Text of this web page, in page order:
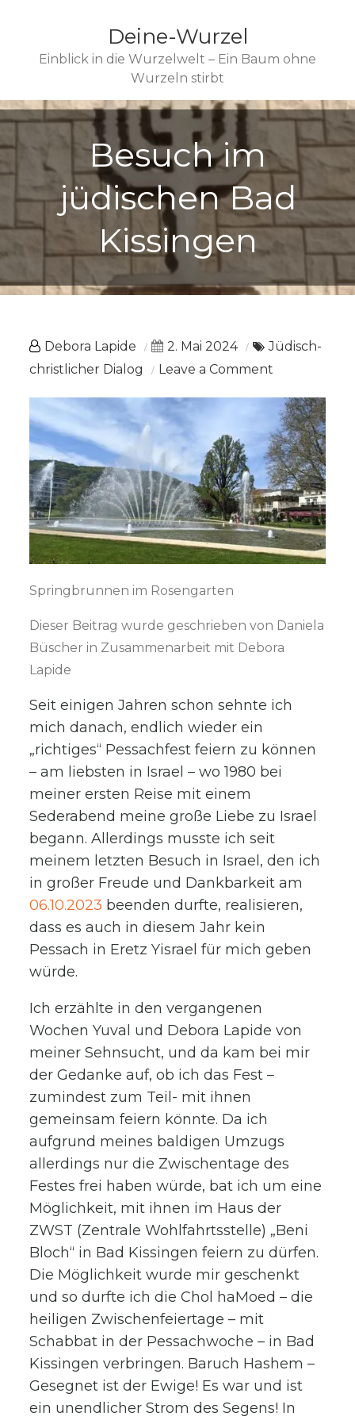
Deine-Wurzel
Einblick in die Wurzelwelt – Ein Baum ohne
Wurzeln stirbt
Besuch im
jüdischen Bad
Kissingen
Debora Lapide 2. Mai 2024
Jüdisch-
christlicher Dialog
Leave a Comment
im
jüdischen
Bad
Kissingen
Springbrunnen im Rosengarten
Dieser Beitrag wurde geschrieben von Daniela
Büscher in Zusammenarbeit mit Debora
Lapide
Seit einigen Jahren schon sehnte ich
mich danach, endlich wieder ein
„richtiges“ Pessachfest feiern zu können
– am liebsten in Israel – wo 1980 bei
meiner ersten Reise mit einem
Sederabend meine große Liebe zu Israel
begann. Allerdings musste ich seit
meinem letzten Besuch in Israel, den ich
in großer Freude und Dankbarkeit am
06.10.2023 beenden durfte, realisieren,
dass es auch in diesem Jahr kein
Pessach in Eretz Yisrael für mich geben
würde.
Ich erzählte in den vergangenen
Wochen Yuval und Debora Lapide von
meiner Sehnsucht, und da kam bei mir
der Gedanke auf, ob ich das Fest –
zumindest zum Teil- mit ihnen
gemeinsam feiern könnte. Da ich
aufgrund meines baldigen Umzugs
allerdings nur die Zwischentage des
Festes frei haben würde, bat ich um eine
Möglichkeit, mit ihnen im Haus der
ZWST (Zentrale Wohlfahrtsstelle) „Beni
Bloch“ in Bad Kissingen feiern zu dürfen.
Die Möglichkeit wurde mir geschenkt
und so durfte ich die Chol haMoed – die
heiligen Zwischenfeiertage – mit
Schabbat in der Pessachwoche – in Bad
Kissingen verbringen. Baruch Hashem –
Gesegnet ist der Ewige! Es war und ist
ein unendlicher Strom des Segens! In